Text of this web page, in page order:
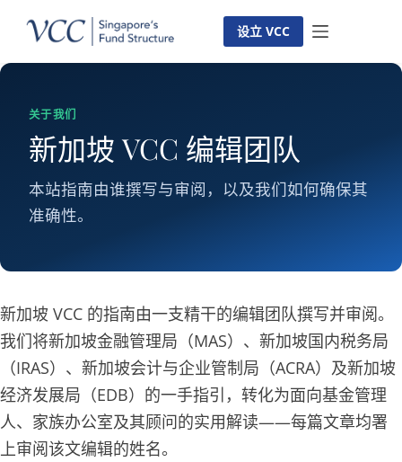
容
设立 VCC
关于我们
新加坡 VCC 编辑团队
本站指南由谁撰写与审阅，以及我们如何确保其
准确性。
新加坡 VCC 的指南由一支精干的编辑团队撰写并审阅。
我们将新加坡金融管理局（MAS）、新加坡国内税务局
（IRAS）、新加坡会计与企业管制局（ACRA）及新加坡
经济发展局（EDB）的一手指引，转化为面向基金管理
人、家族办公室及其顾问的实用解读——每篇文章均署
上审阅该文编辑的姓名。